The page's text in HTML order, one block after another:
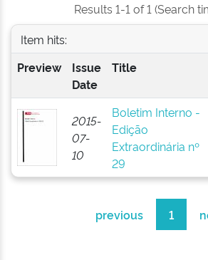
Results 1-1 of 1 (Search
Item hits:
Preview
Issue
Date
Title
2015-
07-
10
Boletim Interno -
Edição
Extraordinária nº
29
previous 1